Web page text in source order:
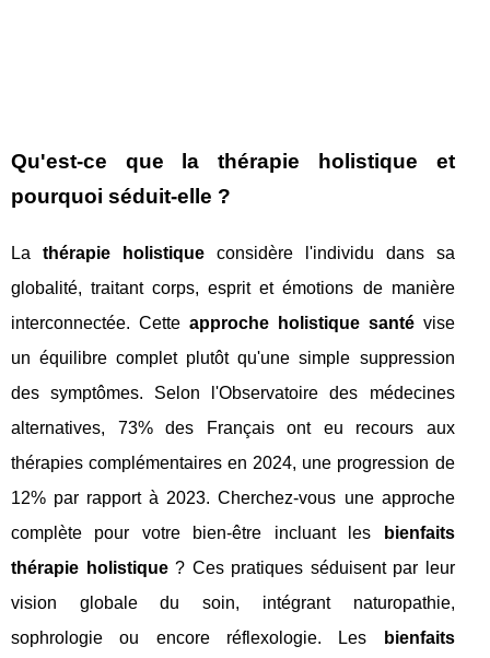
Qu'est-ce que la thérapie holistique et
pourquoi séduit-elle ?
La thérapie holistiqueconsidère l'individu dans sa
globalité, traitant corps, esprit et émotions de manière
interconnectée. Cette approche holistique santévise
un équilibre complet plutôt qu'une simple suppression
des symptômes. Selon l'Observatoire des médecines
alternatives, 73% des Français ont eu recours aux
thérapies complémentaires en 2024, une progression de
12% par rapport à 2023. Cherchez-vous une approche
complète pour votre bien-être incluant les
bienfaits
thérapie holistique? Ces pratiques séduisent par leur
vision globale du soin, intégrant naturopathie,
sophrologie ou encore réflexologie. Les
bienfaits